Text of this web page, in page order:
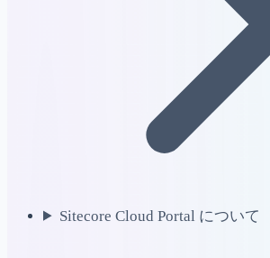
Sitecore Cloud Portal について